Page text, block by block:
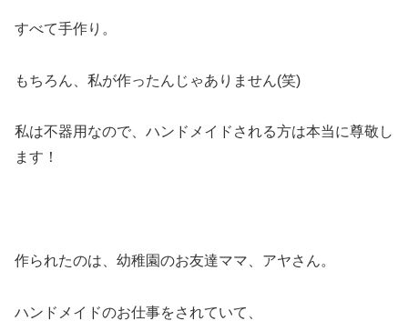
すべて手作り。
もちろん、私が作ったんじゃありません(笑)
私は不器用なので、ハンドメイドされる方は本当に尊敬し
ます！
作られたのは、幼稚園のお友達ママ、アヤさん。
ハンドメイドのお仕事をされていて、